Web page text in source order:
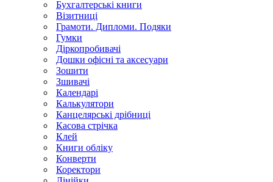
Бухгалтерські книги
Візитниці
Грамоти. Дипломи. Подяки
Гумки
Діркопробивачі
Дошки офісні та аксесуари
Зошити
Зшивачі
Календарі
Калькулятори
Канцелярські дрібниці
Касова стрічка
Клей
Книги обліку
Конверти
Коректори